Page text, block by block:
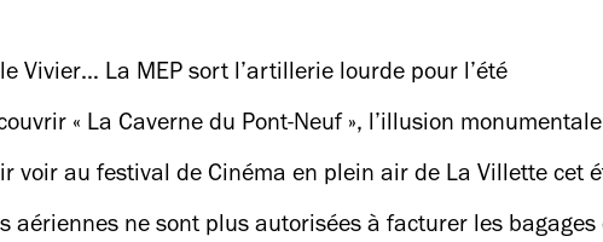
Vivier… La MEP sort l’artillerie lourde pour l’été
« La Caverne du Pont-Neuf », l’illusion
voir au festival de Cinéma en plein air de La Villette cet
aériennes ne sont plus autorisées à facturer les bagages